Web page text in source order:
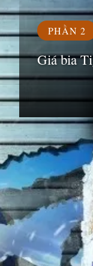
PHẦN 2
Giá bia